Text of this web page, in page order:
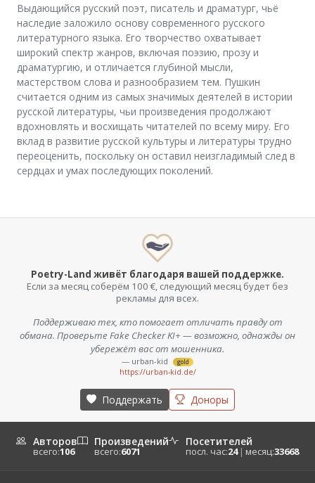
Выдающийся русский поэт, писатель и драматург, чьё
наследие заложило основу современного русского
литературного языка. Его творчество охватывает
широкий спектр жанров, включая поэзию, прозу и
драматургию, и отличается глубиной мысли,
мастерством слова и разнообразием тем. Пушкин
считается одним из самых значимых деятелей в истории
русской литературы, чьи произведения продолжают
вдохновлять и восхищать читателей по всему миру. Его
вклад в развитие русской культуры и литературы трудно
переоценить, поскольку он оставил неизгладимый след в
сердцах и умах последующих поколений.
Poetry-Land живёт благодаря вашей поддержке.
Если за месяц соберём 100 €, следующий месяц будет без
рекламы для всех.
Поддерживаю тех, кто помогает отличать правду от
обмана. Проверьте Fake Checker KI+ — возможно, однажды он
убережёт вас от мошенника.
— urban-kid gold
https://urban-kid.de/
Поддержать Доноры
Авторов
всего:106
Произведений
всего:6071
Посетителей
посл. час:24 | месяц:33668